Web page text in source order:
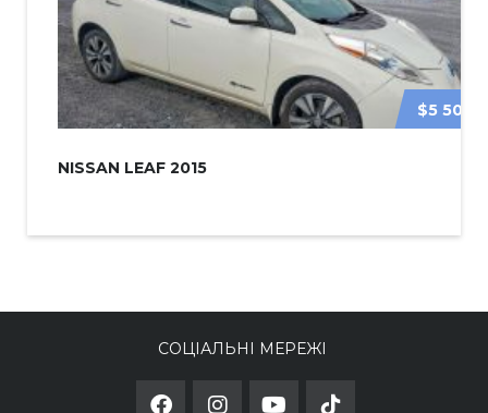
$5 500
NISSAN LEAF 2015
СОЦІАЛЬНІ МЕРЕЖІ